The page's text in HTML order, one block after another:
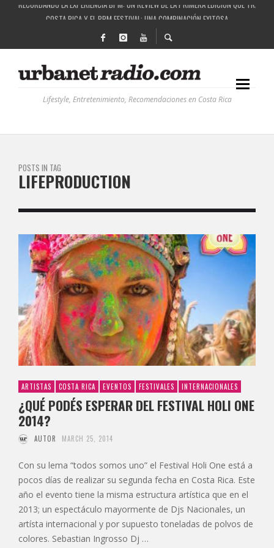
COSTA RICA Y EL BPM FESTIVAL: UNA COMBINACIÓN EXITOSA
RUTAS NATURBANAS: EL PROYECTO QUE ESTÁ TRANSFORMANDO LA CALIDAD DE
LA HISTORIA DETRÁS DE LA MÚSICA ELECTRÓNICA: BBC RADIOPHONIC WORKSHOP
Lifestyle, Entretenimiento, Recomendaciones en Costa Rica
POSTS IN TAG
LIFEPRODUCTION
ARTISTAS COSTA RICA EVENTOS FESTIVALES INTERNACIONALES
¿QUÉ PODÉS ESPERAR DEL FESTIVAL HOLI ONE
2014?
AUTOR MARCH 25, 2014
Con su lema “todos somos uno” el Festival Holi One está a
pocos días de realizar su segunda fecha en Costa Rica. Este
año el evento tiene la misma estructura artística que en el
2013; un espectáculo mayormente de Djs Nacionales, un
artísta internacional y por supuesto toneladas de polvos de
colores. Sebastian Ingrosso Dj …